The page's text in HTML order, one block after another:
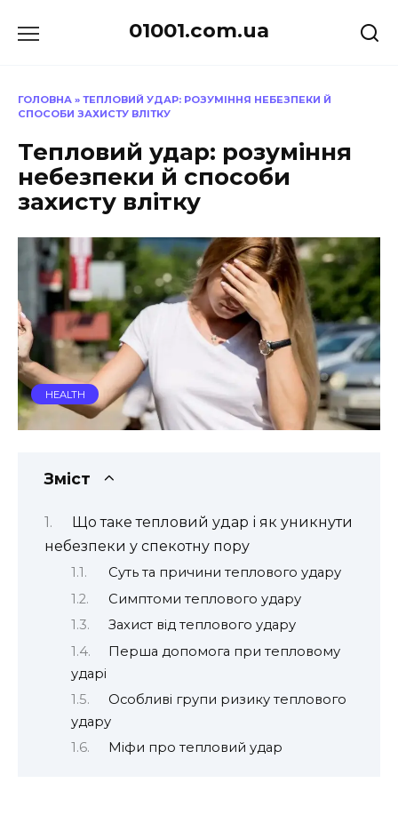
до
01001.com.ua
ГОЛОВНА » ТЕПЛОВИЙ УДАР: РОЗУМІННЯ НЕБЕЗПЕКИ Й
СПОСОБИ ЗАХИСТУ ВЛІТКУ
Тепловий удар: розуміння
небезпеки й способи
захисту влітку
HEALTH
Зміст
Що таке тепловий удар і як уникнути
небезпеки у спекотну пору
Суть та причини теплового удару
Симптоми теплового удару
Захист від теплового удару
Перша допомога при тепловому
ударі
Особливі групи ризику теплового
удару
Міфи про тепловий удар